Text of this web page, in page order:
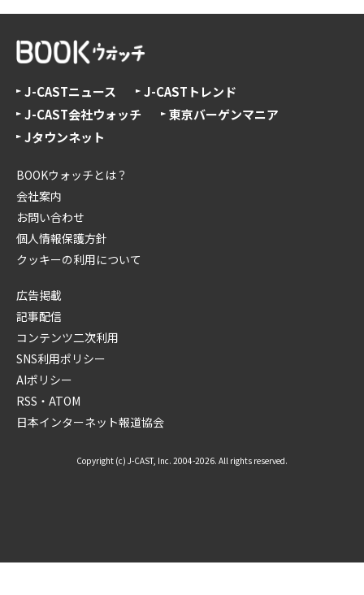
J-CASTニュース
J-CASTトレンド
J-CAST会社ウォッチ
東京バーゲンマニア
Jタウンネット
BOOKウォッチとは？
会社案内
お問い合わせ
個人情報保護方針
クッキーの利用について
広告掲載
記事配信
コンテンツ二次利用
SNS利用ポリシー
AIポリシー
RSS・ATOM
日本インターネット報道協会
Copyright (c) J-CAST, Inc. 2004-2026. All rights reserved.